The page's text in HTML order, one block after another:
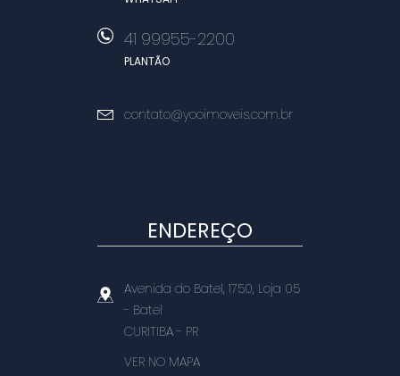
41 99955-2200
PLANTÃO
contato@yooimoveis.com.br
ENDEREÇO
Avenida do Batel, 1750, Loja 05
- Batel
CURITIBA- PR
VER NO MAPA